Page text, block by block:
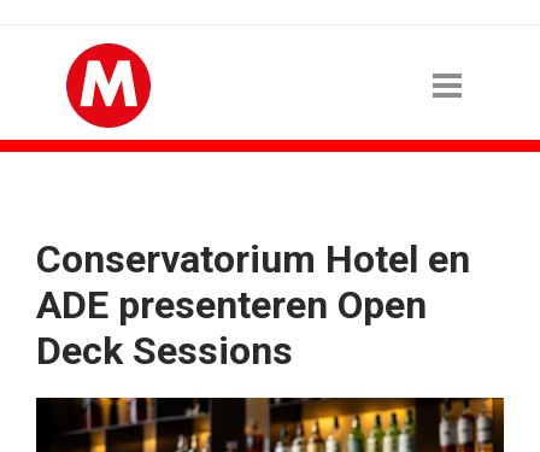
Conservatorium Hotel en
ADE presenteren Open
Deck Sessions